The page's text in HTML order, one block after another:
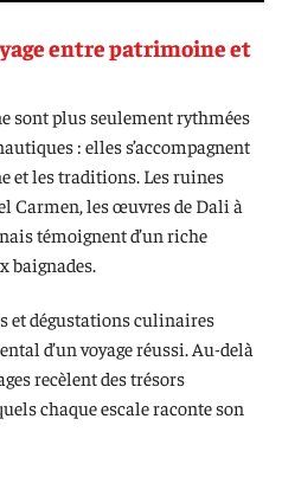
entre patrimoine et
sont plus seulement rythmées
: elles s’accompagnent
et les traditions. Les ruines
Carmen, les œuvres de Dali à
témoignent d’un riche
baignades.
et dégustations culinaires
d’un voyage réussi. Au-delà
recèlent des trésors
chaque escale raconte son